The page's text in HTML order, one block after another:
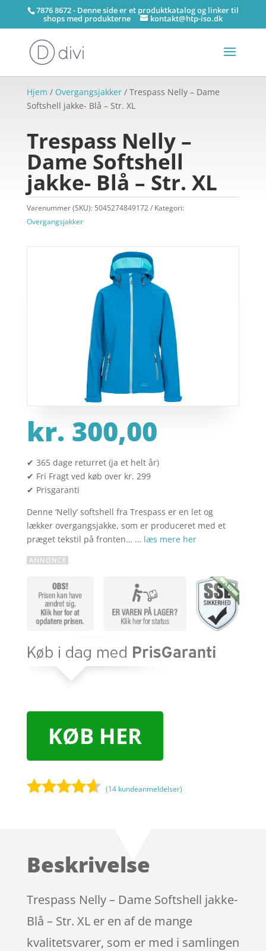
7876 8672 - Denne side er et produktkatalog og linker til
shops med produkterne kontakt@htp-iso.dk
Hjem / Overgangsjakker/ Trespass Nelly – Dame
Softshell jakke- Blå – Str. XL
Trespass Nelly –
Dame Softshell
jakke- Blå – Str. XL
Varenummer (SKU): 5045274849172
Kategori:
Overgangsjakker
kr. 300,00
✔ 365 dage returret (ja et helt år)
✔ Fri Fragt ved køb over kr. 299
✔ Prisgaranti
Denne ‘Nelly’ softshell fra Trespass er en let og
lækker overgangsjakke, som er produceret med et
præget tekstil på fronten… … læs mere her
KØB HER
på
mmelser
(14 kundeanmeldelser)
Beskrivelse
Trespass Nelly – Dame Softshell jakke-
Blå – Str. XL er en af de mange
kvalitetsvarer, som er med i samlingen